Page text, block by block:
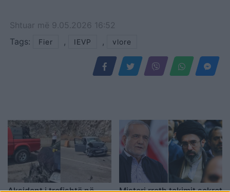
Shtuar më 9.05.2026 16:52
Tags:
Fier , IEVP , vlore